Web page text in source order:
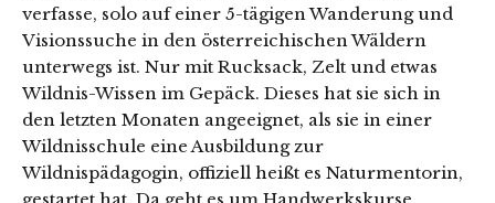
verfasse, solo auf einer 5-tägigen Wanderung und
Visionssuche in den österreichischen Wäldern
unterwegs ist. Nur mit Rucksack, Zelt und etwas
Wildnis-Wissen im Gepäck. Dieses hat sie sich in
den letzten Monaten angeeignet, als sie in einer
Wildnisschule eine Ausbildung zur
Wildnispädagogin, offiziell heißt es Naturmentorin,